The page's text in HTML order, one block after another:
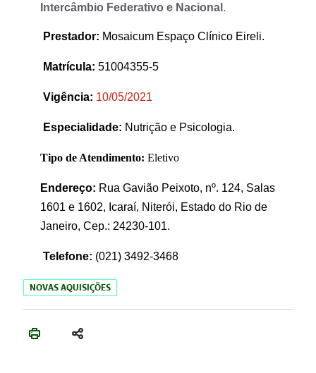
Intercâmbio Federativo e Nacional .
Prestador: Mosaicum Espaço Clínico Eireli.
Matrícula: 51004355-5
Vigência: 10/05/2021
Especialidade: Nutrição e Psicologia.
Tipo de Atendimento: Eletivo
Endereço: Rua Gavião Peixoto, nº. 124, Salas
1601 e 1602, Icaraí, Niterói, Estado do Rio de
Janeiro, Cep.: 24230-101.
Telefone: (021) 3492-3468
NOVAS AQUISIÇÕES